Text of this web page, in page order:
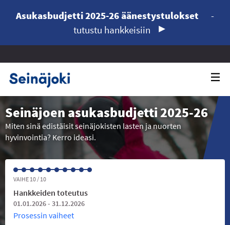
Asukasbudjetti 2025-26 äänestystulokset
-
tutustu hankkeisiin
Seinäjoen asukasbudjetti 2025-26
Miten sinä edistäisit seinäjokisten lasten ja nuorten
hyvinvointia? Kerro ideasi.
VAIHE 10 / 10
Hankkeiden toteutus
01.01.2026 - 31.12.2026
Prosessin vaiheet